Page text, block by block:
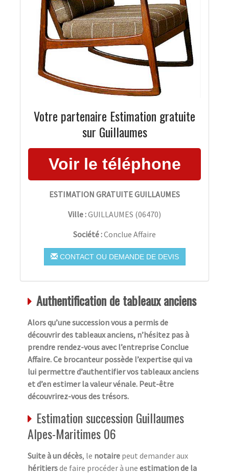
Votre partenaire Estimation gratuite
sur Guillaumes
ESTIMATION GRATUITE GUILLAUMES
Ville :GUILLAUMES (06470)
Société :Conclue Affaire
CONTACT OU DEMANDE DE DEVIS
Authentification de tableaux anciens
Alors qu’une succession vous a permis de
découvrir des tableaux anciens, n’hésitez pas à
prendre rendez-vous avec l’entreprise Conclue
Affaire. Ce brocanteur possède l’expertise qui va
lui permettre d’authentifier vos tableaux anciens
et d’en estimer la valeur vénale. Peut-être
découvrirez-vous des trésors.
Estimation succession Guillaumes
Alpes-Maritimes 06
Suite à un décès, le notaire peut demander aux
héritiersde faire procéder à une estimation de la